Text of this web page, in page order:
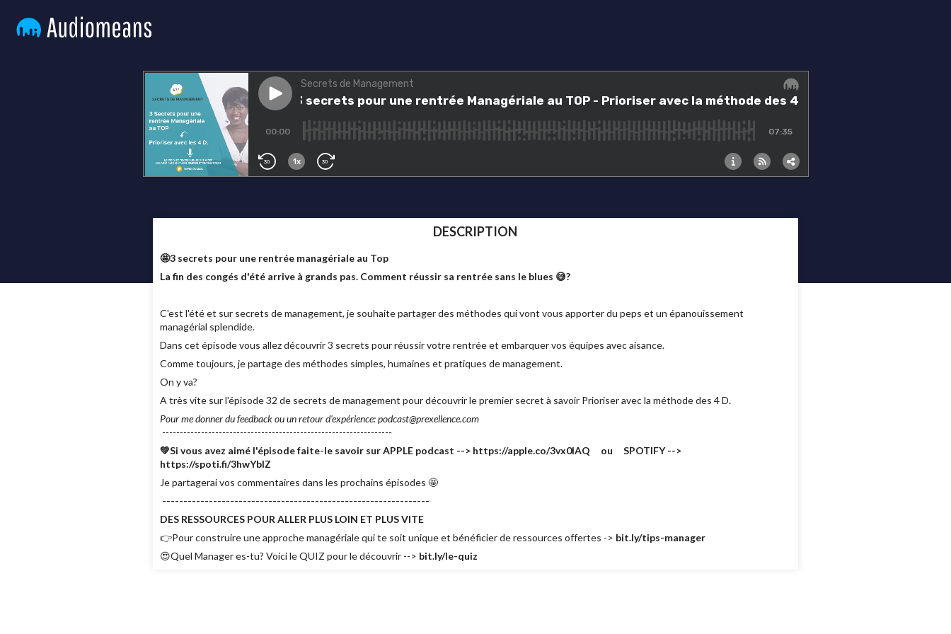
DESCRIPTION
🤩3 secrets pour une rentrée managériale au Top
La fin des congés d'été arrive à grands pas. Comment réussir sa rentrée sans le blues 😅?
C'est l'été et sur secrets de management, je souhaite partager des méthodes qui vont vous apporter du peps et un épanouissement
managérial splendide.
Dans cet épisode vous allez découvrir 3 secrets pour réussir votre rentrée et embarquer vos équipes avec aisance.
Comme toujours, je partage des méthodes simples, humaines et pratiques de management.
On y va?
A très vite sur l'épisode 32 de secrets de management pour découvrir le premier secret à savoir Prioriser avec la méthode des 4 D.
Pour me donner du feedback ou un retour d'expérience: podcast@prexellence.com
-----------------------------------------------------------------
💚Si vous avez aimé l'épisode faite-le savoir sur APPLE podcast --> https://apple.co/3vx0lAQ ou SPOTIFY -->
https://spoti.fi/3hwYbIZ
Je partagerai vos commentaires dans les prochains épisodes 🤩
---------------------------------------------------------------
DES RESSOURCES POUR ALLER PLUS LOIN ET PLUS VITE
👉Pour construire une approche managériale qui te soit unique et bénéficier de ressources offertes -> bit.ly/tips-manager
😍Quel Manager es-tu? Voici le QUIZ pour le découvrir --> bit.ly/le-quiz